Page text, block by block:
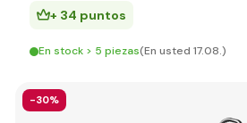
+ 34 puntos
En stock > 5 piezas(En usted 17.08.)
-30%